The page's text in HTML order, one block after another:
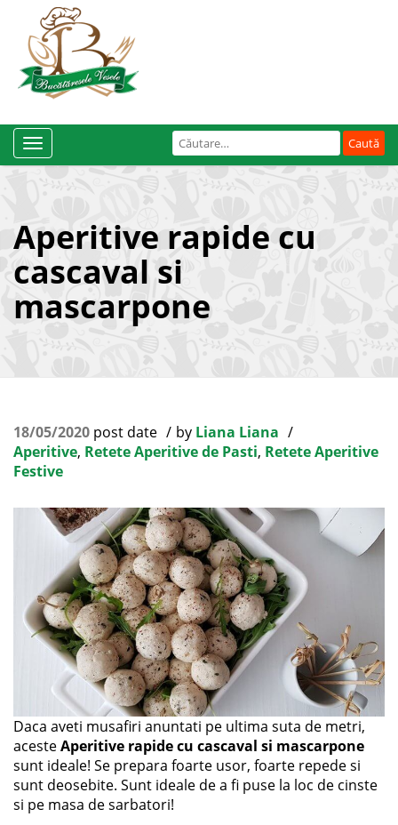
Caută
după:
Toggle
Navigation
Aperitive rapide cu
cascaval si
mascarpone
18/05/2020 post date by Liana Liana
Aperitive, Retete Aperitive de Pasti, Retete Aperitive
Festive
Daca aveti musafiri anuntati pe ultima suta de metri,
acesteAperitive rapide cu cascaval si mascarpone
sunt ideale! Se prepara foarte usor, foarte repede si
sunt deosebite. Sunt ideale de a fi puse la loc de cinste
si pe masa de sarbatori!